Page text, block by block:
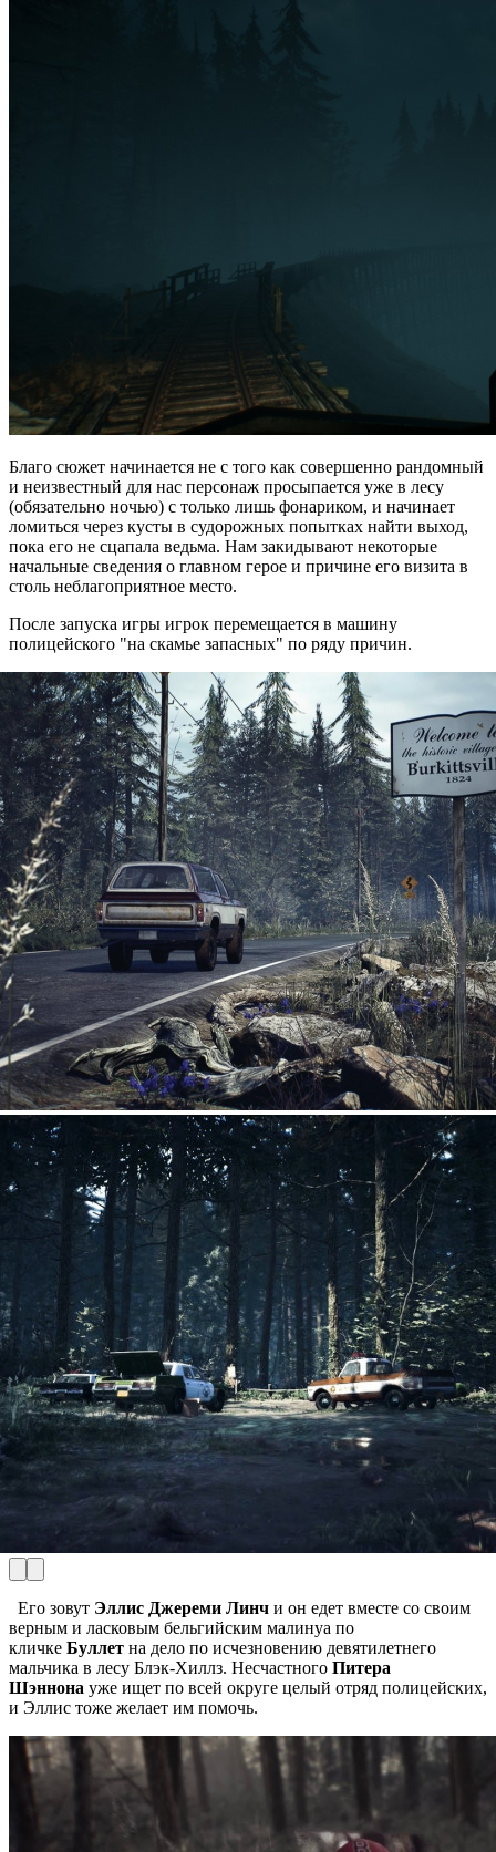
Благо сюжет начинается не с того как совершенно рандомный
и неизвестный для нас персонаж просыпается уже в лесу
(обязательно ночью) с только лишь фонариком, и начинает
ломиться через кусты в судорожных попытках найти выход,
пока его не сцапала ведьма. Нам закидывают некоторые
начальные сведения о главном герое и причине его визита в
столь неблагоприятное место.
После запуска игры игрок перемещается в машину
полицейского "на скамье запасных" по ряду причин.
Его зовут Эллис Джереми Линч и он едет вместе со своим
верным и ласковым бельгийским малинуа по
кличке Буллет на дело по исчезновению девятилетнего
мальчика в лесу Блэк-Хиллз. Несчастного Питера
Шэннона уже ищет по всей округе целый отряд полицейских,
и Эллис тоже желает им помочь.